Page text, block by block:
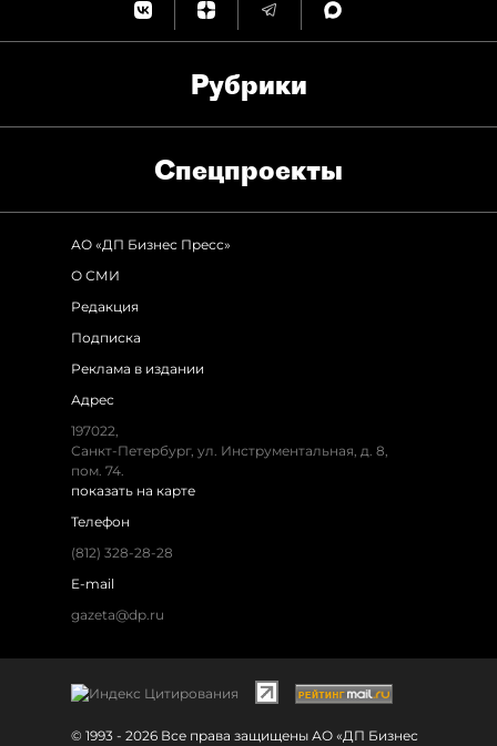
Рубрики
Спец­проекты
АО «ДП Бизнес Пресс»
О СМИ
Редакция
Подписка
Реклама в издании
Адрес
197022,
Санкт-Петербург, ул. Инструментальная, д. 8,
пом. 74.
показать на карте
Телефон
(812) 328-28-28
E-mail
gazeta@dp.ru
© 1993 - 2026 Все права защищены АО «ДП Бизнес